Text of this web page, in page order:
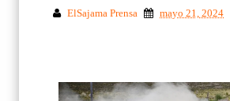
ElSajama Prensa mayo 21, 2024